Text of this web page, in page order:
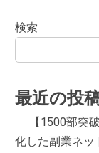
検索
最近の投
【1500部突
化した副業ネッ